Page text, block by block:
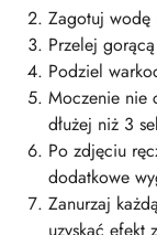
Zagotuj wodę
Przelej
Podziel
Moczenie nie
dłużej niż 3
Po zdjęciu
dodatkowe
Zanurzaj